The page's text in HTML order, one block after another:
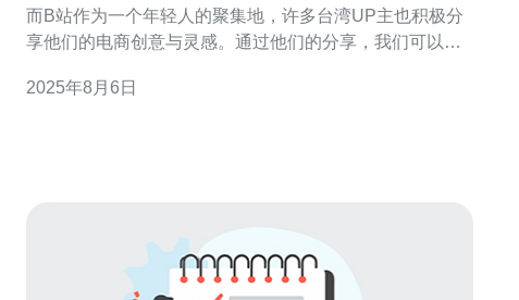
而B站作为一个年轻人的聚集地，许多台湾UP主也积极分
享他们的电商创意与灵感。通过他们的分享，我们可以看
文将探讨这些创意，并推荐一些与服务器、VPS、主机及
2025年8月6日